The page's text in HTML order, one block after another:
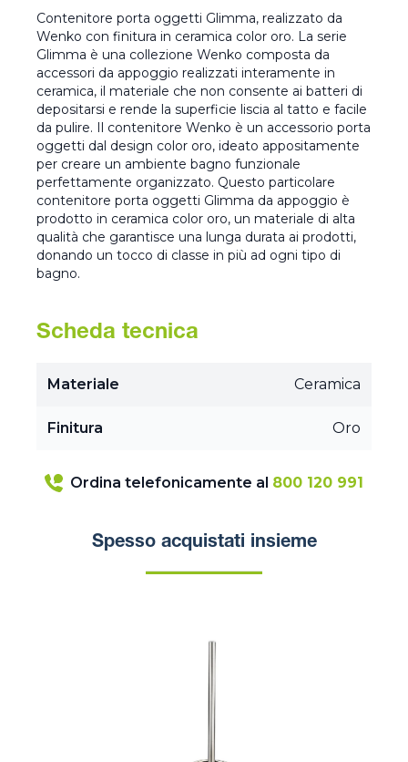
Contenitore porta oggetti Glimma, realizzato da
Wenko con finitura in ceramica color oro. La serie
Glimma è una collezione Wenko composta da
accessori da appoggio realizzati interamente in
ceramica, il materiale che non consente ai batteri di
depositarsi e rende la superficie liscia al tatto e facile
da pulire. Il contenitore Wenko è un accessorio porta
oggetti dal design color oro, ideato appositamente
per creare un ambiente bagno funzionale
perfettamente organizzato. Questo particolare
contenitore porta oggetti Glimma da appoggio è
prodotto in ceramica color oro, un materiale di alta
qualità che garantisce una lunga durata ai prodotti,
donando un tocco di classe in più ad ogni tipo di
bagno.
Scheda tecnica
Materiale Ceramica
Finitura Oro
Ordina telefonicamente al 800 120 991
Spesso acquistati insieme